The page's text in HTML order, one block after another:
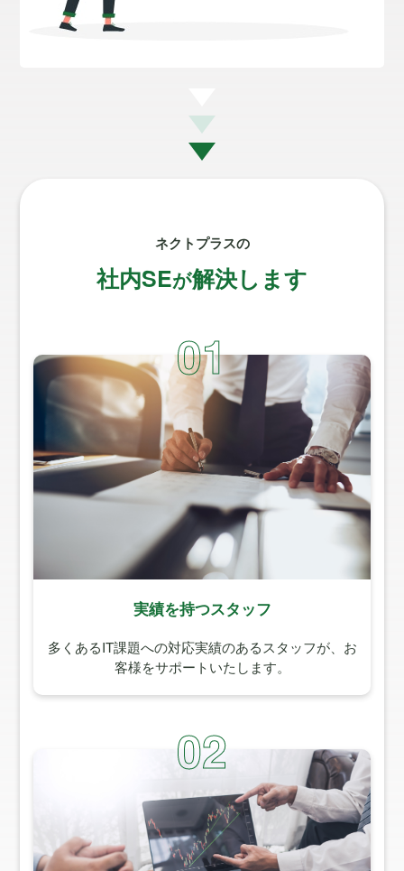
ネクトプラスの
社内SEが解決します
実績を持つスタッフ
多くあるIT課題への対応実績のあるスタッフが、お
客様をサポートいたします。